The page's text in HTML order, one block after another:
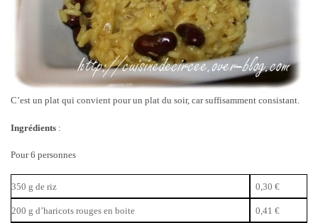
C’est un plat qui convient pour un plat du soir, car suffisamment consistant.
Ingrédients :
Pour 6 personnes
350 g de riz 0,30 €
200 g d’haricots rouges en boite 0,41 €